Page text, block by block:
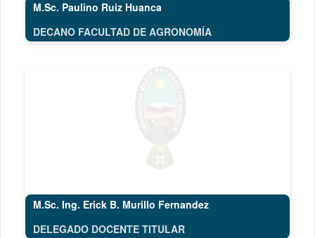
M.Sc. Paulino Ruiz Huanca
DECANO FACULTAD DE AGRONOMÍA
M.Sc. Ing. Erick B. Murillo Fernandez
DELEGADO DOCENTE TITULAR